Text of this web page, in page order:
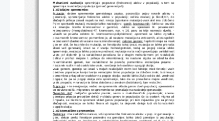
Mehanizmi evolucije
  spreminjajo   pogostost   (frekvenco)   alelov   v   populaciji,   s   tem   se
spreminja ravnotežje populacije (pri več generacijah)
1.) Slučajne spremembe:
Mutacije :
  dedne   spremembe   genetskega   zapisa,   povzročijo   pojav   noveih   alelov   v
generaciji,   spreminjanje   frekvence   alelov   v   populaciji;   večina   mutacij   je   škodljivih,   do
slučajnih prihaja zaradi napak na mol. nivoju (spontane mutacije)-vsak alel ima določeno
frekv. spontanih mutacij; mutacije lahko nastopijo v: -genih , kromosomih: -lahko se poveča
ali   zmanjša   število   kromosomov   v   garnituri,   -lahko   se   spremeni   št.   posameznih
kromosomov   (mongoloidnost-47.   kromosom,   npr.   v   16.   paru   so   trije   namesto   dveh),   -
včasih   se   poveča   celotno   št.   kromosomov-poliploidnost;   -spremeni   se   lahko   zgradba
posameznih kromosomov; pomembno je, ali nastane mutacija na avtosomih, ali na spolnih
kromosomih (lastnosti vezane na razmnoževanje); celoten genom: haplonti imajo za vsak
gen en alel, če tu pride do mutacije, se fenotipsko takoj izrazi, mutacija se lahko prenaša
skozi   več   generacij,   izrazi   se   v   stanju   homozigotnosti,   tedaj   se   pogoji   okolja   lahko
spremenijo, mutacija lahko postane prednost; mutacije na ta način povečujejo variabilnost
vrste; pri diplontih je ta variabilnost povečana še z drugim mehanizmom: pri redukcijski
delitvi   v   profazi   mejoze   I.   prihaja   do   rekombinacij;   ko   nastane   zigota   se   združita   dve
rekombinantni   gameti,   kar   variabilnost   še   poveča;   pomembna   evolucijska   pojava:   -
nastanek razlik med osebki iste vrste, -srečanje teh osebkov s pogoji okolja;
vsak genom, genotip se izrazi v mejah reakcijskih norm kot fenotip; med fenotipi vseh
osebkov populacije tvorijo tvorijo variacijsko širino populacije za določen znak; ta širina je
pomembna prilagoditev osebkov na pogoje okolja; osebki lahko živijo od-do dol. vrednosti
pogoja; če pa se pogoji okolja zelo spremenijo, tako da so presežene mejne vrednosti,
vrsta propade; v naravi je ta širina določena z arealom (habitatom), kjer vrsta živi;
Migracije: i- in e-migracije; vedno se spremenita sklada genov dveh populacij; spremembe
so odvisne od št. migrantov, te spremembe se prenašajo na naslednje genaracije;
Genetski drift:
  naključni   genetski   premik,   samo   v   maloštevilčnih   populacijah;   enemu
genotipu pripada precejšen delež v skladu genov te populacije; če ta osebek migrira ali
propade, se bistveno spremeni sklad genov populacije; pri tem dejavniku gre za princip
slučajnosti,   mutacija   se   lahko   fiksira   ali   izgubi;   ta   dejavnik   deluje   tudi   ob   konstantnih
pogojih okolja;
2.) Sistematične spremembe:
Selekcija: ima statistično naravo, vrši spremembe frekvence alelov v pop. iz generacije v
gen.;   deluje   preko   fenotipov  posredno   na   genotipe;   lahko   izloči  genotipe   iz  populacije;